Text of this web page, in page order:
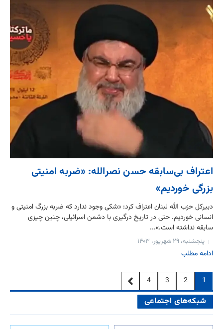
اعتراف بی‌سابقه حسن نصرالله: «ضربه امنیتی
بزرگی خوردیم»
دبیرکل حزب الله لبنان اعتراف کرد: «شکی وجود ندارد که ضربه بزرگ امنیتی و
انسانی خوردیم. حتی در تاریخ درگیری با دشمن اسرائیلی، چنین چیزی
سابقه نداشته است.»...
پنجشنبه، ۲۹ شهریور، ۱۴۰۳
ادامه مطلب
1
2
3
4
شبکه‌های اجتماعی